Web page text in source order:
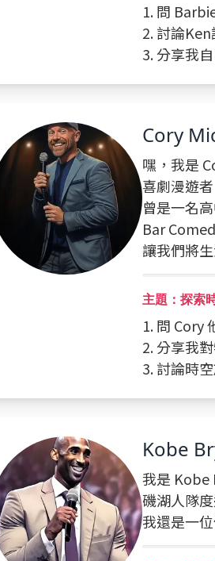
1. 問
2. 討論
3. 分享我
Cory
嘿，我是
喜劇漫遊
曾是一名
Bar
讓我們將
主題：探索
1. 問 Cory
2. 分享我
3. 討論時
Kobe
我是 Kobe
磯湖人隊
我還是一